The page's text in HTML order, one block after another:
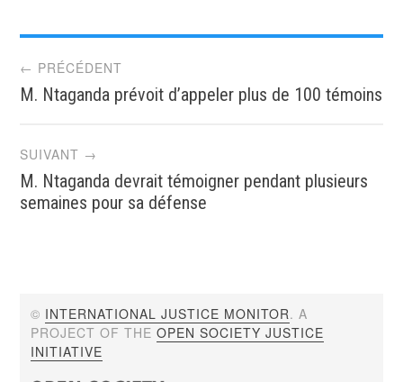
Post
navigation
← PRÉCÉDENT
M. Ntaganda prévoit d’appeler plus de 100 témoins
SUIVANT →
M. Ntaganda devrait témoigner pendant plusieurs
semaines pour sa défense
© INTERNATIONAL JUSTICE MONITOR. A
PROJECT OF THEOPEN SOCIETY JUSTICE
INITIATIVE